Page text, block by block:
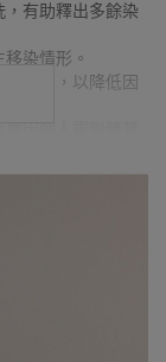
有助釋出多餘染
染情形。
使用，以降低因